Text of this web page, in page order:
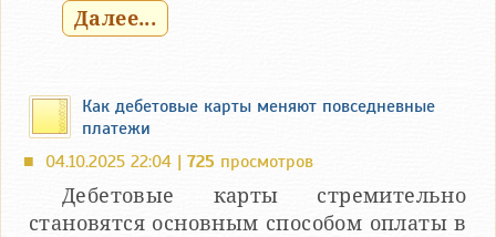
Далее...
Как дебетовые карты меняют повседневные
платежи
■ 04.10.2025 22:04 | 725 просмотров
Дебетовые карты стремительно
становятся основным способом оплаты в